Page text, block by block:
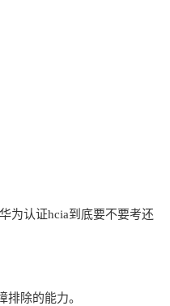
为认证hcia到底要不要考还
除的能力。